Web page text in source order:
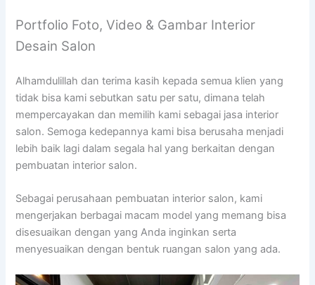
Portfolio Foto, Video & Gambar Interior
Desain Salon
Alhamdulillah dan terima kasih kepada semua klien yang
tidak bisa kami sebutkan satu per satu, dimana telah
mempercayakan dan memilih kami sebagai jasa interior
salon. Semoga kedepannya kami bisa berusaha menjadi
lebih baik lagi dalam segala hal yang berkaitan dengan
pembuatan interior salon.
Sebagai perusahaan pembuatan interior salon, kami
mengerjakan berbagai macam model yang memang bisa
disesuaikan dengan yang Anda inginkan serta
menyesuaikan dengan bentuk ruangan salon yang ada.